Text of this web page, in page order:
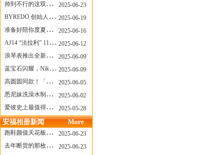
帅到不行的这双跑鞋，其实藏着Nike第一位签约跑者的故事
2025-06-23
BYREDO 创始人离任，也带走了那份灵魂感
2025-06-19
准备好陪你度夏，nanamica x Suicoke 新联名来了
2025-06-16
AJ14 “法拉利” 11年后回归，红色超跑气场全开
2025-06-12
浪琴表推出全新先行者系列祖鲁时间1925腕表
2025-06-09
蓝宝石闪耀，Nike Air Max DN8 华丽变身
2025-06-09
高圆圆同款！「赤足New Balance」新联名曝光，铺货了
2025-06-05
悉尼妹洗澡水制成肥皂开启售卖！男粉：这肥皂能吃吗？
2025-06-02
爱彼史上最值得看的大展！揭秘150年传奇制表背后
2025-05-28
安福相册新闻 More
跑鞋颜值天花板？日常也能帅一脸
2025-06-23
去年断货的那枚表， CASIO指环表又要发售了
2025-06-23